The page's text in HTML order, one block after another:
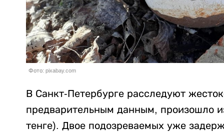
Фото: pixabay.com
В Санкт-Петербурге расследуют
предварительным данным, произошло
тенге). Двое подозреваемых уже